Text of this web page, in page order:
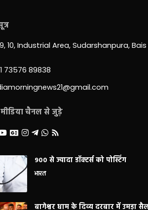
10, Industrial Area, Sudarshanpura,
73576 89838
चैनल से जुड़े
900 से ज्यादा डॉक्टर्स को पोस्टिंग
भारत
बागेश्वर धाम के दिव्य दरबार में उमड़ा